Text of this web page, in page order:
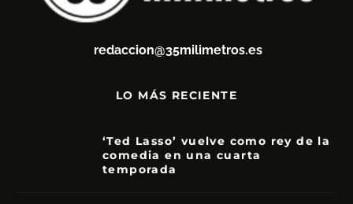
redaccion@35milimetros.es
LO MÁS RECIENTE
‘Ted Lasso’ vuelve como rey de la
comedia en una cuarta
temporada